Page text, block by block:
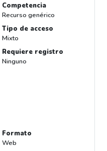
Competencia
Recurso genérico
Tipo de acceso
Mixto
Requiere registro
Ninguno
Formato
Web